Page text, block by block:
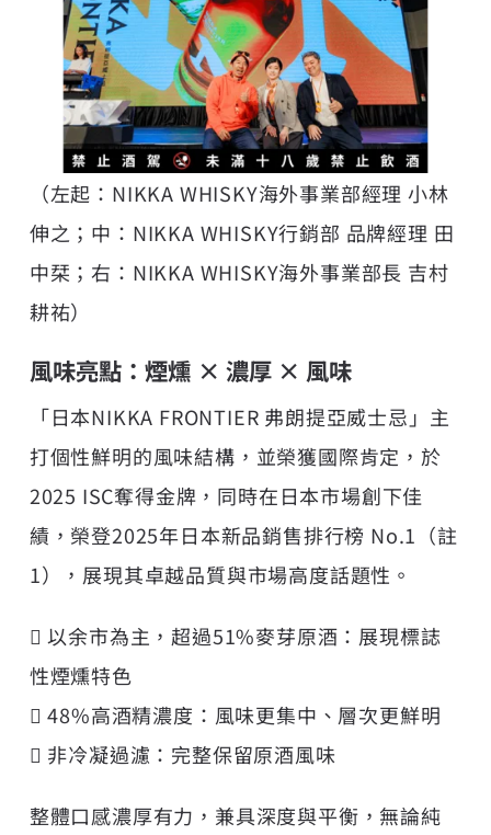
（左起：NIKKA WHISKY海外事業部經理 小林
伸之；中：NIKKA WHISKY行銷部 品牌經理 田
中栞；右：NIKKA WHISKY海外事業部長 吉村
耕祐）
風味亮點：煙燻 × 濃厚 × 風味
「日本NIKKA FRONTIER 弗朗提亞威士忌」主
打個性鮮明的風味結構，並榮獲國際肯定，於
2025 ISC奪得金牌，同時在日本市場創下佳
績，榮登2025年日本新品銷售排行榜 No.1（註
1），展現其卓越品質與市場高度話題性。
 以余市為主，超過51%麥芽原酒：展現標誌
性煙燻特色
 48%高酒精濃度：風味更集中、層次更鮮明
 非冷凝過濾：完整保留原酒風味
整體口感濃厚有力，兼具深度與平衡，無論純